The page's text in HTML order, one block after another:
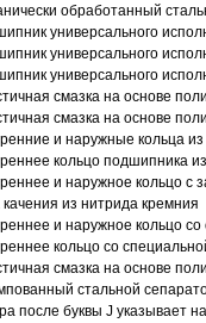
обработанный
универсального
универсального
универсального
смазка на основе
смазка на основе
и наружные кольца
кольцо подшипника
и наружное кольцо с
качения из нитрида кремния
и наружное кольцо
кольцо со
смазка на основе
стальной
после буквы J указывает